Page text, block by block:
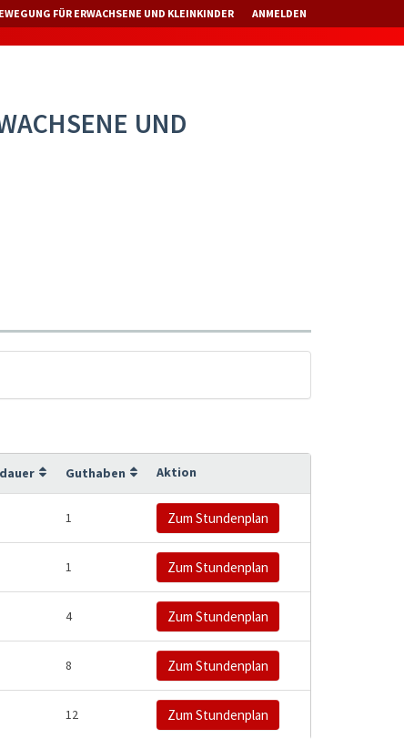
FÜR ERWACHSENE UND KLEINKINDER ANMELDEN
UND
Guthaben Aktion
1 Zum Stundenplan
1 Zum Stundenplan
4 Zum Stundenplan
8 Zum Stundenplan
12 Zum Stundenplan